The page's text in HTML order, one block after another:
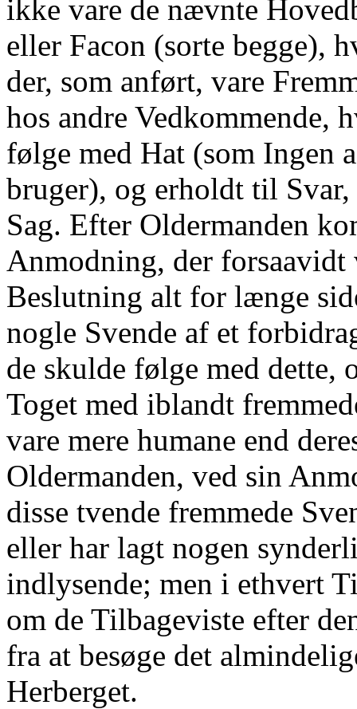
ikke vare de nævnte
eller Facon (sorte begge),
der, som anført, vare
hos andre Vedkommende,
følge med Hat (som Ingen
bruger), og erholdt til
Sag. Efter Oldermanden
Anmodning, der forsaavidt
Beslutning alt for længe
nogle Svende af et
de skulde følge med dette,
Toget med iblandt
vare mere humane end
Oldermanden, ved sin
disse tvende fremmede
eller har lagt nogen
indlysende; men i ethvert
om de Tilbageviste efter
fra at besøge det
Herberget.